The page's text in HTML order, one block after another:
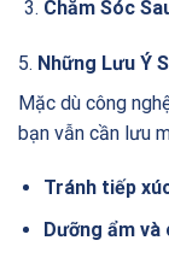
Chăm Sóc
5. Những Lưu Ý
Mặc dù công
bạn vẫn cần lưu
Tránh tiếp
Dưỡng ẩm và